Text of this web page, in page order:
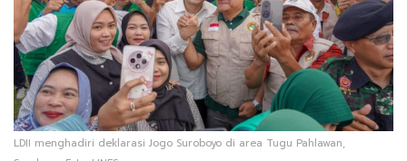
LDII menghadiri deklarasi Jogo Suroboyo di area Tugu Pahlawan,